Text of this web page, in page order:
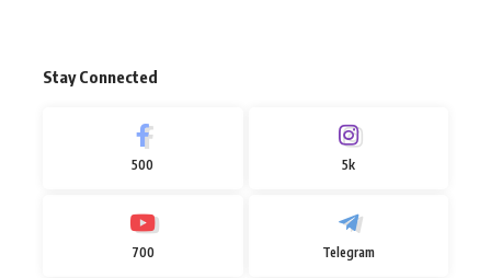
Stay Connected
500 5k
700 Telegram